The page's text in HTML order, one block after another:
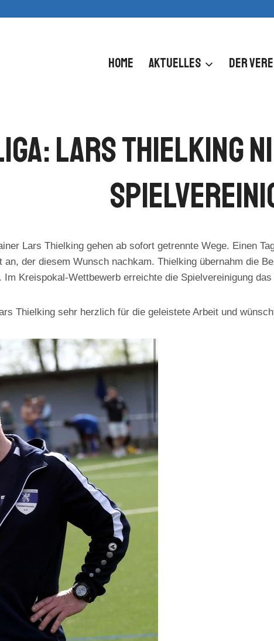
HOME AKTUELLES DER
Lars Thielking
Lars Thielking gehen ab sofort getrennte Wege. Einen
der diesem Wunsch nachkam. Thielking übernahm die
Kreispokal-Wettbewerb erreichte die Spielvereinigung das
Thielking sehr herzlich für die geleistete Arbeit und